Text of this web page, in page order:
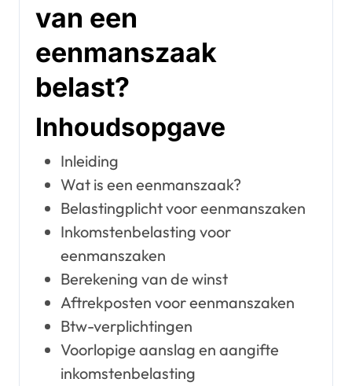
van een
eenmanszaak
belast?
Inhoudsopgave
Inleiding
Wat is een eenmanszaak?
Belastingplicht voor eenmanszaken
Inkomstenbelasting voor
eenmanszaken
Berekening van de winst
Aftrekposten voor eenmanszaken
Btw-verplichtingen
Voorlopige aanslag en aangifte
inkomstenbelasting